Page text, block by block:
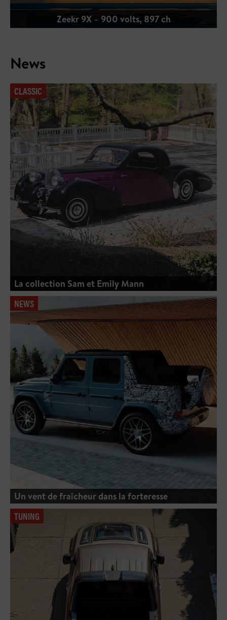
Urban Automotive Widetrack Avontur
News
CLASSIC
La collection Sam et Emily Mann
NEWS
Un vent de fraîcheur dans la forteresse
TUNING